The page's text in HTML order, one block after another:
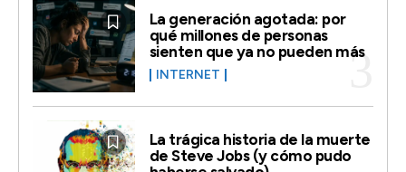
La generación agotada: por
qué millones de personas
sienten que ya no pueden más
INTERNET
La trágica historia de la muerte
de Steve Jobs (y cómo pudo